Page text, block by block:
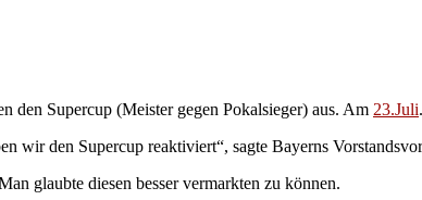
den Supercup (Meister gegen Pokalsieger) aus. Am 23.Juli.
wir den Supercup reaktiviert“, sagte Bayerns
glaubte diesen besser vermarkten zu können.